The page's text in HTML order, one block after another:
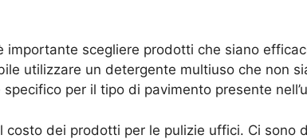
scegliere prodotti che siano
utilizzare un detergente multiuso che non
per il tipo di pavimento presente
costo dei prodotti per le pulizie uffici. Ci